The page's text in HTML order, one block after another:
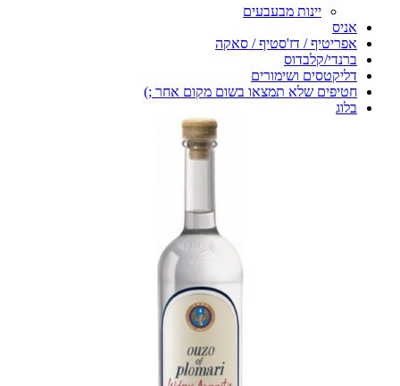
יינות מבעבעים
אניס
אפריטיף / דז'סטיף / סאקה
ברנדי/קלבדוס
דליקטסים ושימורים
חטיפים שלא תמצאו בשום מקום אחר ;)
בלוג